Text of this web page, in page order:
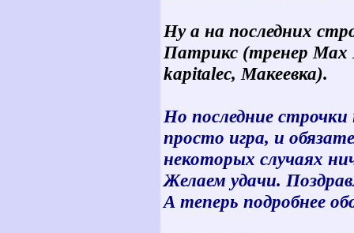
Ну а на последних
Патрикс (тренер Max
kapitalec, Макеевка).
Но последние
просто игра, и
некоторых случаях
Желаем удачи.
А теперь подробнее